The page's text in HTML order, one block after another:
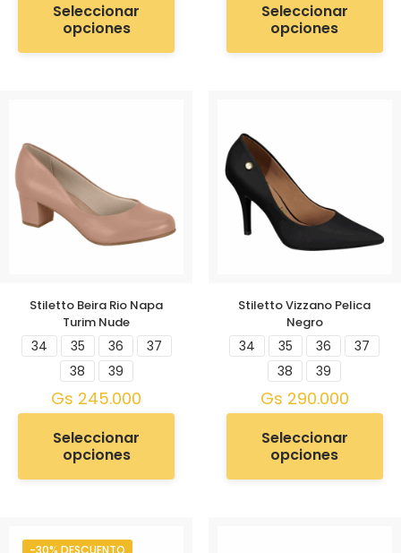
Seleccionar
opciones
Seleccionar
opciones
Stiletto Beira Rio Napa
Turim Nude
34 35 36
37
38
39
Gs 245.000
Seleccionar
opciones
Stiletto Vizzano Pelica
Negro
34 35 36
37
38
39
Gs 290.000
Seleccionar
opciones
-30% DESCUENTO